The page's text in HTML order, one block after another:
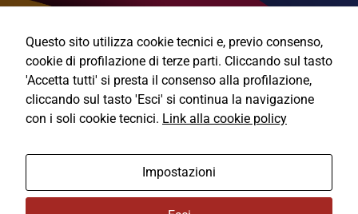
Viaggi e Vacanze
Ⓒ2026, Technical Design s.r.l.
Informativa Privacy
Questo sito utilizza cookie tecnici e, previo consenso,
cookie di profilazione di terze parti. Cliccando sul tasto
'Accetta tutti' si presta il consenso alla profilazione,
cliccando sul tasto 'Esci' si continua la navigazione
con i soli cookie tecnici. Link alla cookie policy
Impostazioni